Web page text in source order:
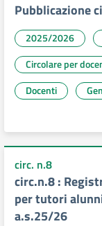
Pubblicazione
2025/2026
Circolare per
Docenti
circ. n.8
circ.n.8 :
per tutori
a.s.25/26